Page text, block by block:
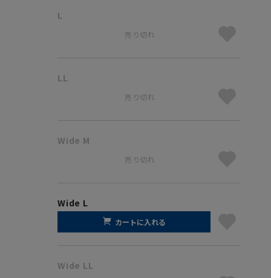
L
売り切れ
LL
売り切れ
Wide M
売り切れ
Wide L
カートに入れる
Wide LL